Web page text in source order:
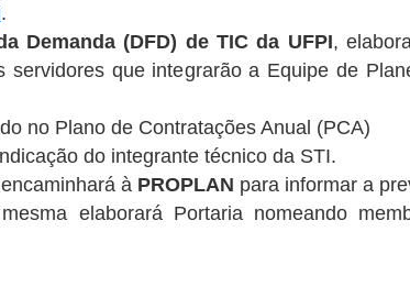
.
Demanda (DFD) de TIC da UFPI,
que integrarão a Equipe de
no Plano de Contratações Anual (PCA)
do integrante técnico da STI.
à PROPLAN para informar a
elaborará Portaria nomeando